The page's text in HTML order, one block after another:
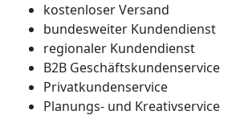
kostenloser Versand
bundesweiter Kundendienst
regionaler Kundendienst
B2B Geschäftskundenservice
Privatkundenservice
Planungs- und Kreativservice